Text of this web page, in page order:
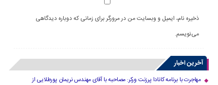
ذخیره نام، ایمیل و وبسایت من در مرورگر برای زمانی که دوباره دیدگاهی
می‌نویسم.
آخرین اخبار
مهاجرت با برنامه کانادا پرزنت ورکر: مصاحبه با آقای مهندس نریمان پورطلایی از